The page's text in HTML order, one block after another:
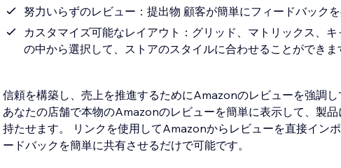
努力いらずのレビュー：提出物 顧客が簡単にフィードバックを
カスタマイズ可能なレイアウト：グリッド、マトリックス、
の中から選択して、ストアのスタイルに合わせることができま
信頼を構築し、売上を推進するためにAmazonのレビューを強調し
あなたの店舗で本物のAmazonのレビューを簡単に表示して、製
持たせます。 リンクを使用してAmazonからレビューを直接イン
ードバックを簡単に共有させるだけで可能です。